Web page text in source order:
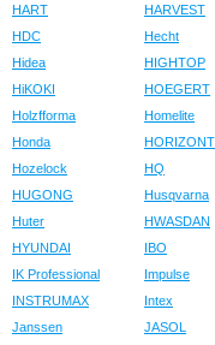
HART
HARVEST
HDC
Hecht
Hidea
HIGHTOP
HiKOKI
HOEGERT
Holzfforma
Homelite
Honda
HORIZONT
Hozelock
HQ
HUGONG
Husqvarna
Huter
HWASDAN
HYUNDAI
IBO
IK Professional
Impulse
INSTRUMAX
Intex
Janssen
JASOL